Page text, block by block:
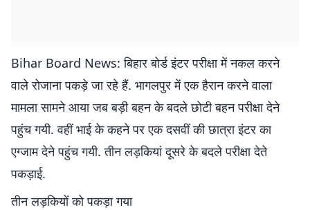
Bihar Board News: बिहार बोर्ड इंटर परीक्षा में नकल करने
वाले रोजाना पकड़े जा रहे हैं. भागलपुर में एक हैरान करने वाला
मामला सामने आया जब बड़ी बहन के बदले छोटी बहन परीक्षा देने
पहुंच गयी. वहीं भाई के कहने पर एक दसवीं की छात्रा इंटर का
एग्जाम देने पहुंच गयी. तीन लड़कियां दूसरे के बदले परीक्षा देते
पकड़ाई.
तीन लड़कियों को पकड़ा गया